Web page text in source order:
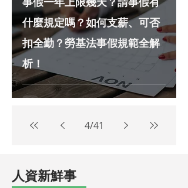
什麼規定嗎？如何支薪、可否
扣全勤？勞基法事假規範全解
析！
4/41
​人資新鮮事